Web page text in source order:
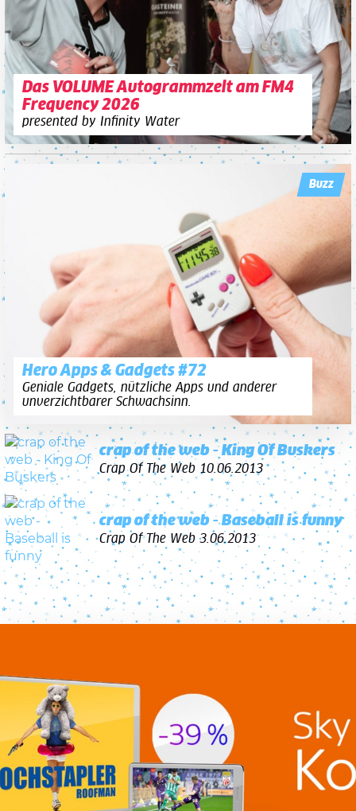
Das VOLUME Autogrammzelt am FM4
Frequency 2026
presented by Infinity Water
Hero Apps & Gadgets #72
Geniale Gadgets, nützliche Apps und anderer
unverzichtbarer Schwachsinn.
Buzz
crap of the web - King Of Buskers
Crap Of The Web 10.06.2013
crap of the web - Baseball is funny
Crap Of The Web3.06.2013